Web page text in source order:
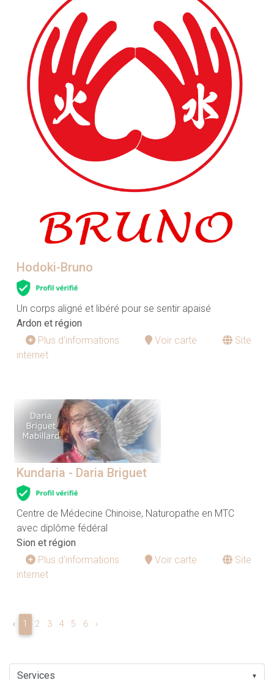
Hodoki-Bruno
Un corps aligné et libéré pour se sentir apaisé
Ardon et région
Plus d'informations
Voir carte
Site
internet
Kundaria - Daria Briguet
Centre de Médecine Chinoise, Naturopathe en MTC
avec diplôme fédéral
Sion et région
Plus d'informations
Voir carte
Site
internet
‹ 1 2 3 4 5 6 ›
▼